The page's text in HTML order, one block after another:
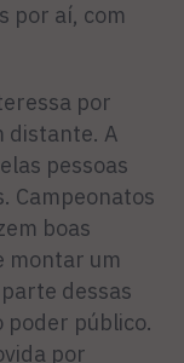
por aí, com
por
distante. A
pessoas
Campeonatos
boas
montar um
dessas
poder público.
por